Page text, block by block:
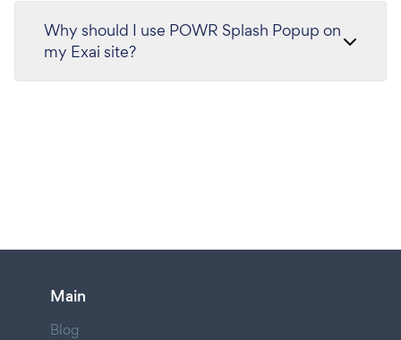
Why should I use POWR Splash Popup on
my Exai site?
Main
Blog